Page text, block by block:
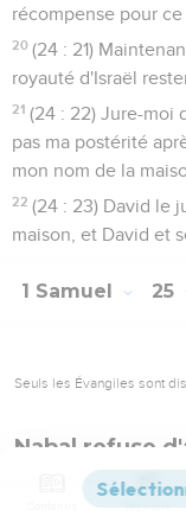
récompense pour
20 (24 : 21)
royauté d'Israël
21 (24 : 22) Jure-moi
pas ma postérité
mon nom de la
22 (24 : 23) David le
maison, et David et
1 Samuel 25
Seuls les Évangiles sont
Nabal refuse
Samuel mourut.
Versions